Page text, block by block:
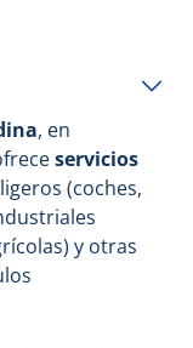
, en
servicios
(coches,
y otras